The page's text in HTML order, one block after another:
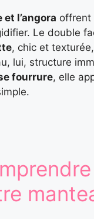
et l’angora offrent
Le double
, chic et
lui, structure
fourrure, elle